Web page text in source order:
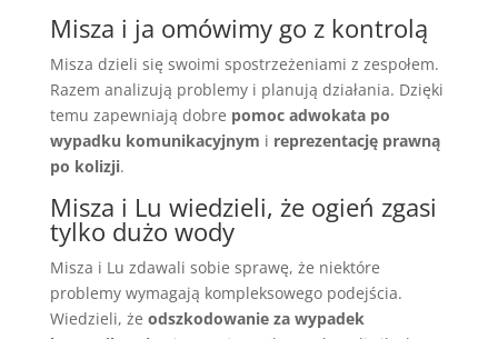
Misza i ja omówimy go z kontrolą
Misza dzieli się swoimi spostrzeżeniami z zespołem.
Razem analizują problemy i planują działania. Dzięki
temu zapewniają dobre pomoc adwokata po
wypadku komunikacyjnym i reprezentację prawną
po kolizji.
Misza i Lu wiedzieli, że ogień zgasi
tylko dużo wody
Misza i Lu zdawali sobie sprawę, że niektóre
problemy wymagają kompleksowego podejścia.
Wiedzieli, że odszkodowanie za wypadek